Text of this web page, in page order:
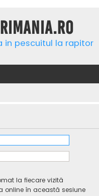
in pescuitul la rapitor
la fiecare vizită
online în această sesiune